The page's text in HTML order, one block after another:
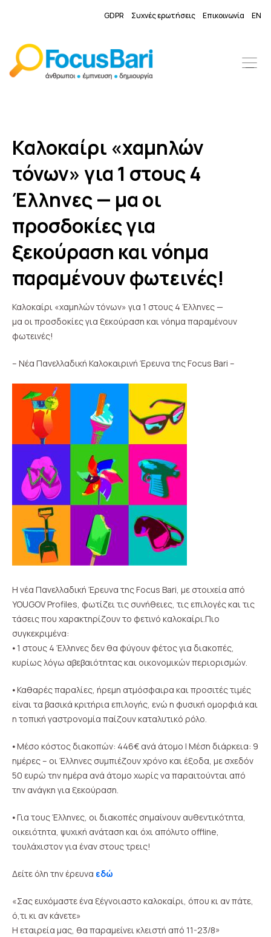
GDPR Συχνές ερωτήσεις Επικοινωνία EN
Καλοκαίρι «χαμηλών
τόνων» για 1 στους 4
Έλληνες — μα οι
προσδοκίες για
ξεκούραση και νόημα
παραμένουν φωτεινές!
Καλοκαίρι «χαμηλών τόνων» για 1 στους 4 Έλληνες —
μα οι προσδοκίες για ξεκούραση και νόημα παραμένουν
φωτεινές!
– Νέα Πανελλαδική Καλοκαιρινή Έρευνα της Focus Bari –
Η νέα Πανελλαδική Έρευνα της Focus Bari, με στοιχεία από
YOUGOV Profiles, φωτίζει τις συνήθειες, τις επιλογές και τις
τάσεις που χαρακτηρίζουν το φετινό καλοκαίρι.Πιο
συγκεκριμένα:
⦁ 1 στους 4 Έλληνες δεν θα φύγουν φέτος για διακοπές,
κυρίως λόγω αβεβαιότητας και οικονομικών περιορισμών.
⦁ Καθαρές παραλίες, ήρεμη ατμόσφαιρα και προσιτές τιμές
είναι τα βασικά κριτήρια επιλογής, ενώ η φυσική ομορφιά και
η τοπική γαστρονομία παίζουν καταλυτικό ρόλο.
⦁ Μέσο κόστος διακοπών: 446€ ανά άτομο | Μέση διάρκεια: 9
ημέρες – οι Έλληνες συμπιέζουν χρόνο και έξοδα, με σχεδόν
50 ευρώ την ημέρα ανά άτομο χωρίς να παραιτούνται από
την ανάγκη για ξεκούραση.
⦁ Για τους Έλληνες, οι διακοπές σημαίνουν αυθεντικότητα,
οικειότητα, ψυχική ανάταση και όχι απόλυτο offline,
τουλάχιστον για έναν στους τρεις!
Δείτε όλη την έρευνα εδώ
«Σας ευχόμαστε ένα ξέγνοιαστο καλοκαίρι, όπου κι αν πάτε,
ό,τι κι αν κάνετε»
Η εταιρεία μας, θα παραμείνει κλειστή από 11-23/8»